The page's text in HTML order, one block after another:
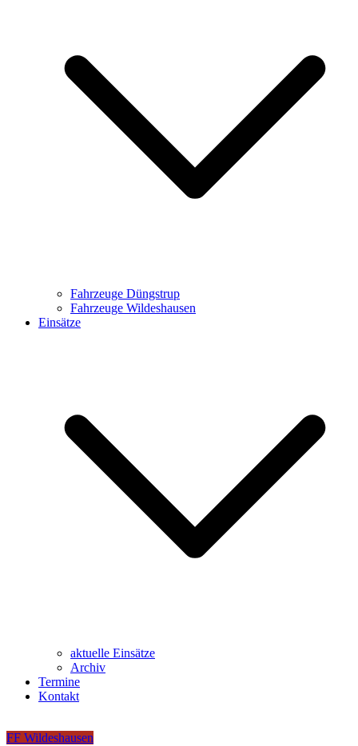
Fahrzeuge Düngstrup
Fahrzeuge Wildeshausen
Einsätze
aktuelle Einsätze
Archiv
Termine
Kontakt
FF Wildeshausen